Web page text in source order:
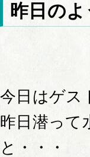
昨日の
今日はゲス
昨日潜って
と・・・